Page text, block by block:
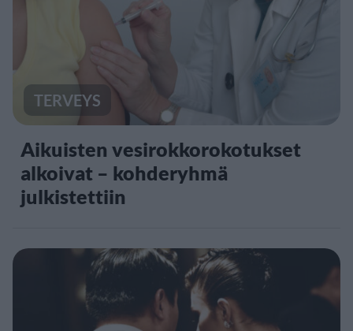
TERVEYS
Aikuisten vesirokkorokotukset
alkoivat – kohderyhmä
julkistettiin